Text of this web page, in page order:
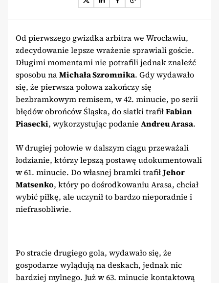
Od pierwszego gwizdka arbitra we Wrocławiu,
zdecydowanie lepsze wrażenie sprawiali goście.
Długimi momentami nie potrafili jednak znaleźć
sposobu naMichała Szromnika. Gdy wydawało
się, że pierwsza połowa zakończy się
bezbramkowym remisem, w 42. minucie, po serii
błędów obrońców Śląska, do siatki trafiłFabian
Piasecki, wykorzystując podanie Andreu Arasa.
W drugiej połowie w dalszym ciągu przeważali
łodzianie, którzy lepszą postawę udokumentowali
w 61. minucie. Do własnej bramki trafiłJehor
Matsenko, który po dośrodkowaniu Arasa, chciał
wybić piłkę, ale uczynił to bardzo nieporadnie i
niefrasobliwie.
Po stracie drugiego gola, wydawało się, że
gospodarze wylądują na deskach, jednak nic
bardziej mylnego. Już w 63. minucie kontaktową